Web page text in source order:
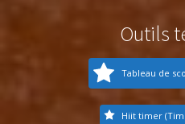
Outils
Tableau de
Hiit timer